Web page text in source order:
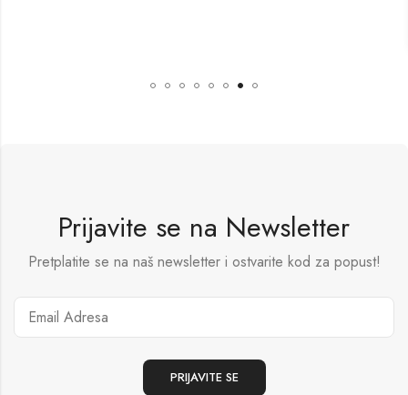
Prijavite se na Newsletter
Pretplatite se na naš newsletter i ostvarite kod za popust!